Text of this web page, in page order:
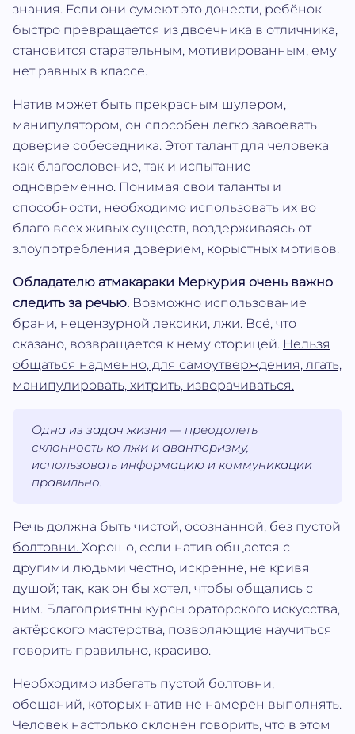
знания. Если они сумеют это донести, ребёнок
быстро превращается из двоечника в отличника,
становится старательным, мотивированным, ему
нет равных в классе.
Натив может быть прекрасным шулером,
манипулятором, он способен легко завоевать
доверие собеседника. Этот талант для человека
как благословение, так и испытание
одновременно. Понимая свои таланты и
способности, необходимо использовать их во
благо всех живых существ, воздерживаясь от
злоупотребления доверием, корыстных мотивов.
Обладателю атмакараки Меркурия очень важно
следить за речью. Возможно использование
брани, нецензурной лексики, лжи. Всё, что
сказано, возвращается к нему сторицей. Нельзя
общаться надменно, для самоутверждения, лгать,
манипулировать, хитрить, изворачиваться.
Одна из задач жизни — преодолеть
склонность ко лжи и авантюризму,
использовать информацию и коммуникации
правильно.
Речь должна быть чистой, осознанной, без пустой
болтовни. Хорошо, если натив общается с
другими людьми честно, искренне, не кривя
душой; так, как он бы хотел, чтобы общались с
ним. Благоприятны курсы ораторского искусства,
актёрского мастерства, позволяющие научиться
говорить правильно, красиво.
Необходимо избегать пустой болтовни,
обещаний, которых натив не намерен выполнять.
Человек настолько склонен говорить, что в этом